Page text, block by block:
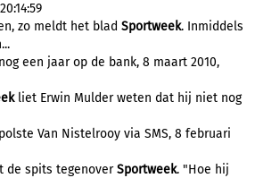
zo meldt het blad Sportweek. Inmiddels
een jaar op de bank, 8 maart 2010,
liet Erwin Mulder weten dat hij niet nog
Van Nistelrooy via SMS, 8 februari
de spits tegenoverSportweek. "Hoe hij